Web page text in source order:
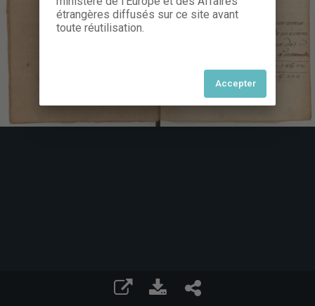
étrangères diffusés sur ce site avant
toute réutilisation.